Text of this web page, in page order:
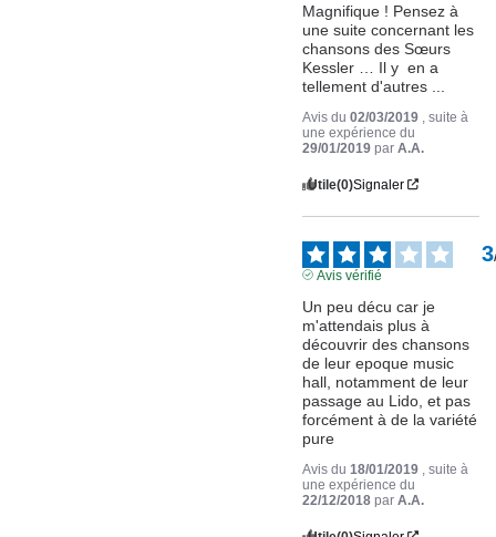
Magnifique ! Pensez à
une suite concernant les
chansons des Sœurs
Kessler … Il y  en a
tellement d'autres ...
Avis du02/03/2019
, suite à
une expérience du
29/01/2019 parA.A.
Utile(0)Signaler
3
Avis vérifié
Un peu décu car je
m'attendais plus à
découvrir des chansons
de leur epoque music
hall, notamment de leur
passage au Lido, et pas
forcément à de la variété
pure
Avis du 18/01/2019
, suite à
une expérience du
22/12/2018 parA.A.